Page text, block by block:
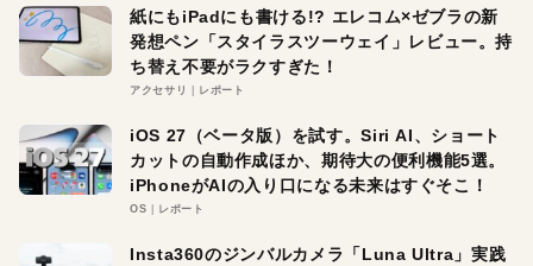
紙にもiPadにも書ける!? エレコム×ゼブラの新
発想ペン「スタイラスツーウェイ」レビュー。持
ち替え不要がラクすぎた！
アクセサリ レポート
iOS 27（ベータ版）を試す。Siri AI、ショート
カットの自動作成ほか、期待大の便利機能5選。
iPhoneがAIの入り口になる未来はすぐそこ！
OS レポート
Insta360のジンバルカメラ「Luna Ultra」実践